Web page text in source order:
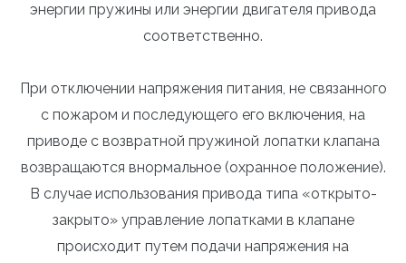
энергии пружины или энергии двигателя привода
соответственно.
При отключении напряжения питания, не связанного
с пожаром и последующего его включения, на
приводе с возвратной пружиной лопатки клапана
возвращаются внормальное (охранное положение).
В случае использования привода типа «открыто-
закрыто» управление лопатками в клапане
происходит путем подачи напряжения на